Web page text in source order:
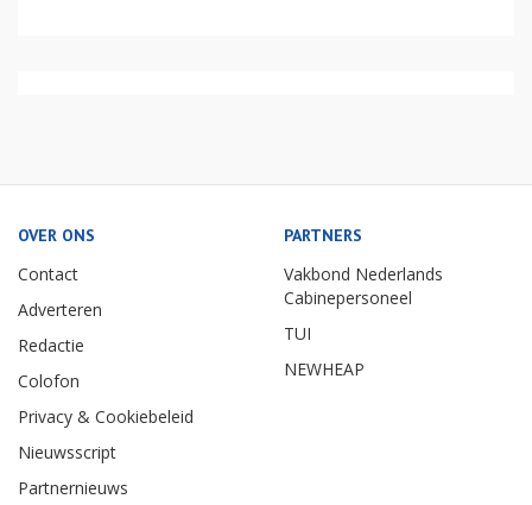
OVER ONS
Contact
Adverteren
Redactie
Colofon
Privacy & Cookiebeleid
Nieuwsscript
Partnernieuws
PARTNERS
Vakbond Nederlands
Cabinepersoneel
TUI
NEWHEAP